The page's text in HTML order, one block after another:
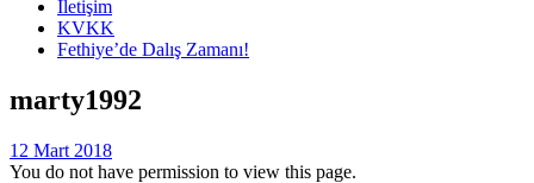
İletişim
KVKK
Fethiye’de Dalış Zamanı!
marty1992
12 Mart 2018
You do not have permission to view this page.